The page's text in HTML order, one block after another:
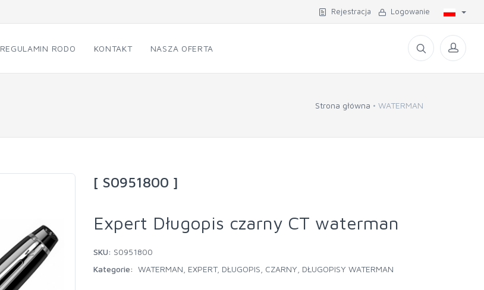
Rejestracja Logowanie
REGULAMIN RODO KONTAKT NASZA OFERTA
Strona główna WATERMAN
[ S0951800 ]
Expert Długopis czarny CT waterman
SKU: S0951800
Kategorie: WATERMAN EXPERT, DŁUGOPIS CZARNY DŁUGOPISY WATERMAN